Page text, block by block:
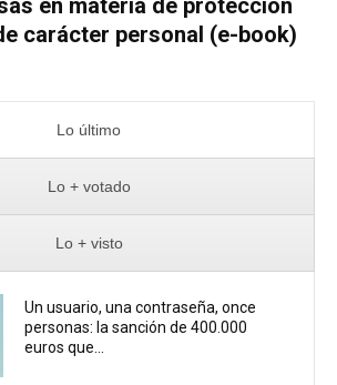
carácter personal (e-book)
Lo último
Lo + votado
Lo + visto
Un usuario, una contraseña, once
personas: la sanción de 400.000
euros que...